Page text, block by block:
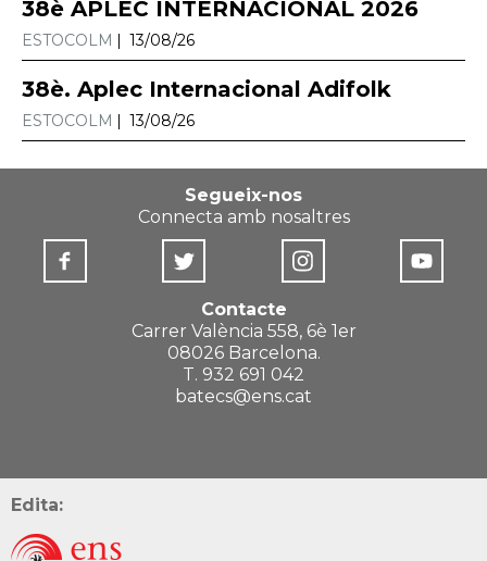
38è APLEC INTERNACIONAL 2026
ESTOCOLM 13/08/26
38è. Aplec Internacional Adifolk
ESTOCOLM 13/08/26
Segueix-nos
Connecta amb nosaltres
Contacte
Carrer València 558, 6è 1er
08026 Barcelona.
T. 932 691 042
batecs@ens.cat
Edita: